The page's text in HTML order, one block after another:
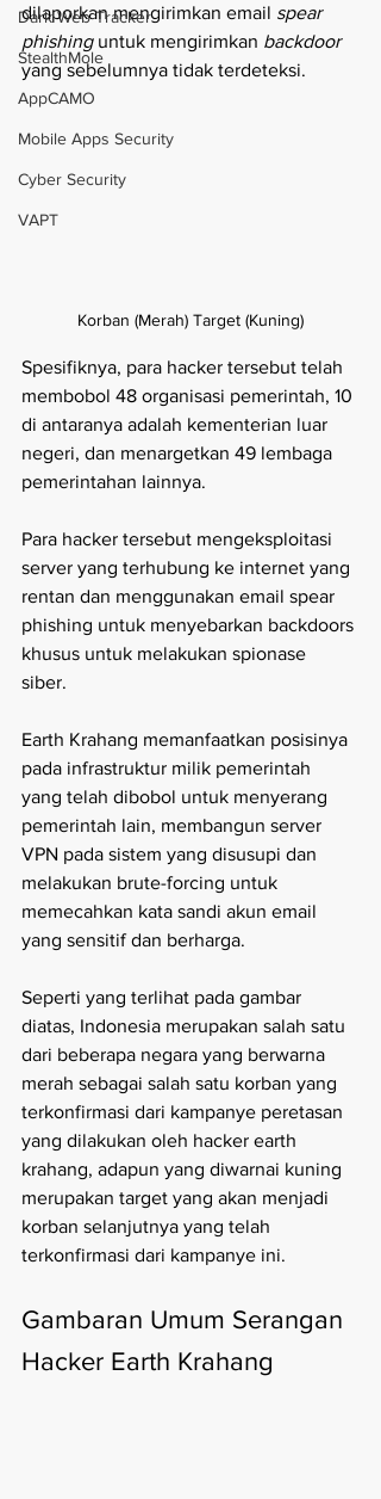
Dark Web Tracker
StealthMole
AppCAMO
Mobile Apps Security
Cyber Security
VAPT
dilaporkan mengirimkan email spear
phishing untuk mengirimkan backdoor
yang sebelumnya tidak terdeteksi.
Korban (Merah) Target (Kuning)
Spesifiknya, para hacker tersebut telah
membobol 48 organisasi pemerintah, 10
di antaranya adalah kementerian luar
negeri, dan menargetkan 49 lembaga
pemerintahan lainnya.
Para hacker tersebut mengeksploitasi
server yang terhubung ke internet yang
rentan dan menggunakan email spear
phishing untuk menyebarkan backdoors
khusus untuk melakukan spionase
siber.
Earth Krahang memanfaatkan posisinya
pada infrastruktur milik pemerintah
yang telah dibobol untuk menyerang
pemerintah lain, membangun server
VPN pada sistem yang disusupi dan
melakukan brute-forcing untuk
memecahkan kata sandi akun email
yang sensitif dan berharga.
Seperti yang terlihat pada gambar
diatas, Indonesia merupakan salah satu
dari beberapa negara yang berwarna
merah sebagai salah satu korban yang
terkonfirmasi dari kampanye peretasan
yang dilakukan oleh hacker earth
krahang, adapun yang diwarnai kuning
merupakan target yang akan menjadi
korban selanjutnya yang telah
terkonfirmasi dari kampanye ini.
Gambaran Umum Serangan
Hacker Earth Krahang